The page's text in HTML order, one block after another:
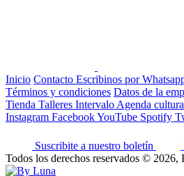
Inicio Contacto Escribinos por
Términos y condiciones Datos de la
Tienda Talleres Intervalo Agenda
Instagram FacebookYouTube Spotify
Suscribite a nuestro boletín
Todos los derechos reservados © 2026,